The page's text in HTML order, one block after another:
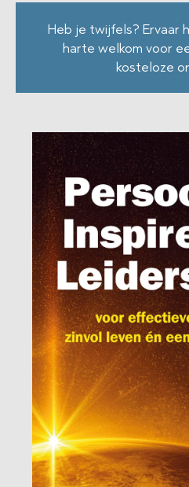
Heb je twijfels? Ervaar
harte welkom voor
kosteloze